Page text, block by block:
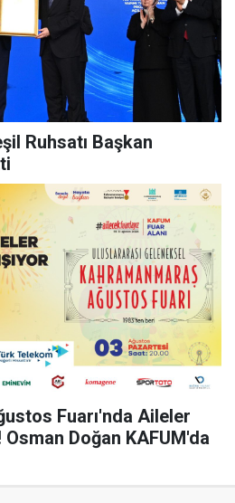
Ruhsatı Başkan
Fuarı'nda Aileler
Osman Doğan KAFUM'da